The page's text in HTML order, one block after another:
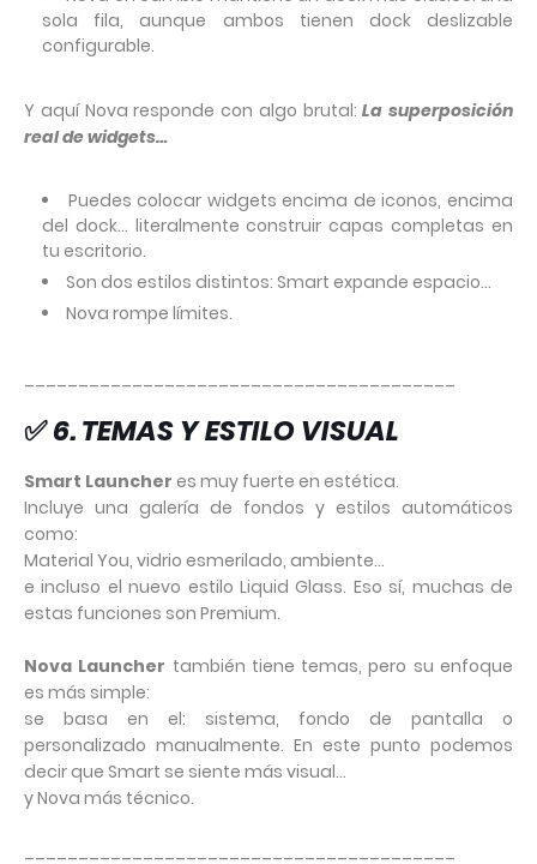
sola fila, aunque ambos tienen dock deslizable
configurable.
Y aquí Nova responde con algo brutal: La superposición
real de widgets…
Puedes colocar widgets encima de iconos, encima
del dock… literalmente construir capas completas en
tu escritorio.
Son dos estilos distintos: Smart expande espacio…
Nova rompe límites.
✅6. TEMAS Y ESTILO VISUAL
Smart Launcher es muy fuerte en estética.
Incluye una galería de fondos y estilos automáticos
como:
Material You, vidrio esmerilado, ambiente…
e incluso el nuevo estilo Liquid Glass. Eso sí, muchas de
estas funciones son Premium.
Nova Launcher también tiene temas, pero su enfoque
es más simple:
se basa en el: sistema, fondo de pantalla o
personalizado manualmente. En este punto podemos
decir que Smart se siente más visual…
y Nova más técnico.